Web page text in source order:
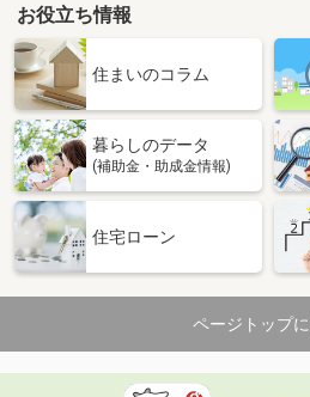
お役立ち情報
住まいのコラム
暮らしのデータ
(補助金・助成金情報)
住宅ローン
ページトップ